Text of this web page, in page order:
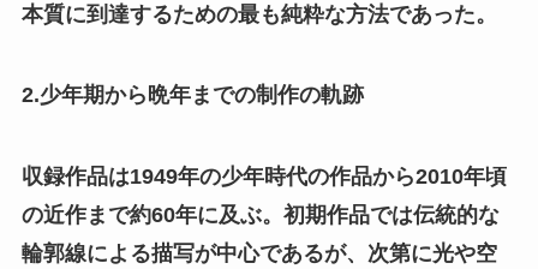
本質に到達するための最も純粋な方法であった。
2.少年期から晩年までの制作の軌跡
収録作品は1949年の少年時代の作品から2010年頃
の近作まで約60年に及ぶ。初期作品では伝統的な
輪郭線による描写が中心であるが、次第に光や空